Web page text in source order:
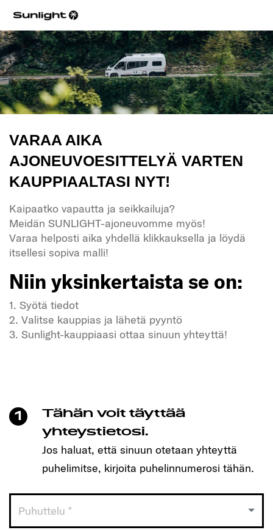
VARAA AIKA
AJONEUVOESITTELYÄ VARTEN
KAUPPIAALTASI NYT!
Kaipaatko vapautta ja seikkailuja?
Meidän SUNLIGHT-ajoneuvomme myös!
Varaa helposti aika yhdellä klikkauksella ja löydä
itsellesi sopiva malli!
Niin yksinkertaista se on:
1. Syötä tiedot
2. Valitse kauppias ja lähetä pyyntö
3. Sunlight-kauppiaasi ottaa sinuun yhteyttä!
Niin yksinkertaista se on:
1. Syötä tiedot
2. Valitse kauppias ja lähetä pyyntö
1
Tähän voit täyttää
yhteystietosi.
Jos haluat, että sinuun otetaan yhteyttä
puhelimitse, kirjoita puhelinnumerosi tähän.
Puhuttelu *